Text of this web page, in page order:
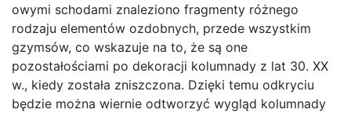
owymi schodami znaleziono fragmenty różnego
rodzaju elementów ozdobnych, przede wszystkim
gzymsów, co wskazuje na to, że są one
pozostałościami po dekoracji kolumnady z lat 30. XX
w., kiedy została zniszczona. Dzięki temu odkryciu
będzie można wiernie odtworzyć wygląd kolumnady